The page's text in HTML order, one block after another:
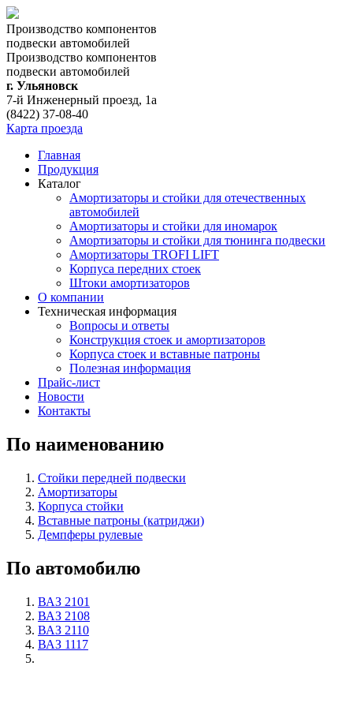
Производство компонентов
подвески автомобилей
Производство компонентов
подвески автомобилей
г. Ульяновск
7-й Инженерный проезд, 1а
(8422) 37-08-40
Карта проезда
Главная
Продукция
Каталог
Амортизаторы и стойки для отечественных
автомобилей
Амортизаторы и стойки для иномарок
Амортизаторы и стойки для тюнинга подвeски
Амортизаторы TROFI LIFT
Корпуса передних стоек
Штоки амортизаторов
О компании
Техническая информация
Вопросы и ответы
Конструкция стоек и амортизаторов
Корпуса стоек и вставные патроны
Полезная информация
Прайс-лист
Новости
Контакты
По наименованию
Стойки передней подвески
Амортизаторы
Корпуса стойки
Вставные патроны (катриджи)
Демпферы рулевые
По автомобилю
ВАЗ 2101
ВАЗ 2108
ВАЗ 2110
ВАЗ 1117